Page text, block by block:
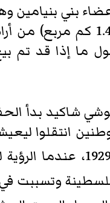
في إسرائيل. في عام
حول ما إذا قد
خمسة مستوطنين
وتسببت